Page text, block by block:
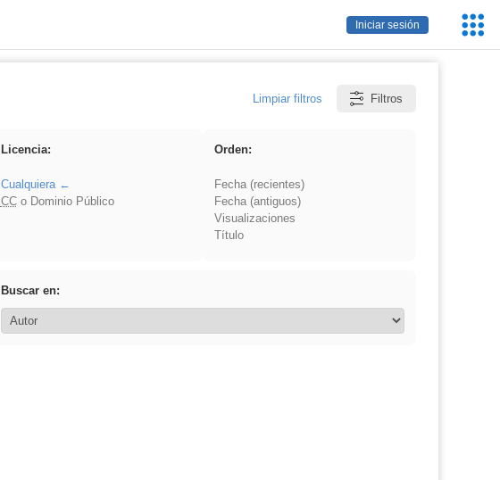
Iniciar sesión
Limpiar filtros Filtros
Licencia:
Cualquiera
CCo Dominio Público
Orden:
Fecha (recientes)
Fecha (antiguos)
Visualizaciones
Título
Buscar en: